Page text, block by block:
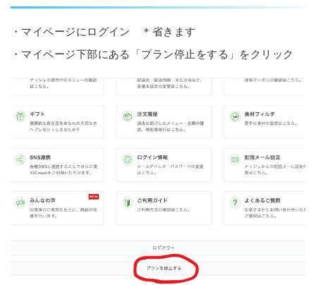
・マイページにログイン ＊省きます
・マイページ下部にある「プラン停止をする」をクリック